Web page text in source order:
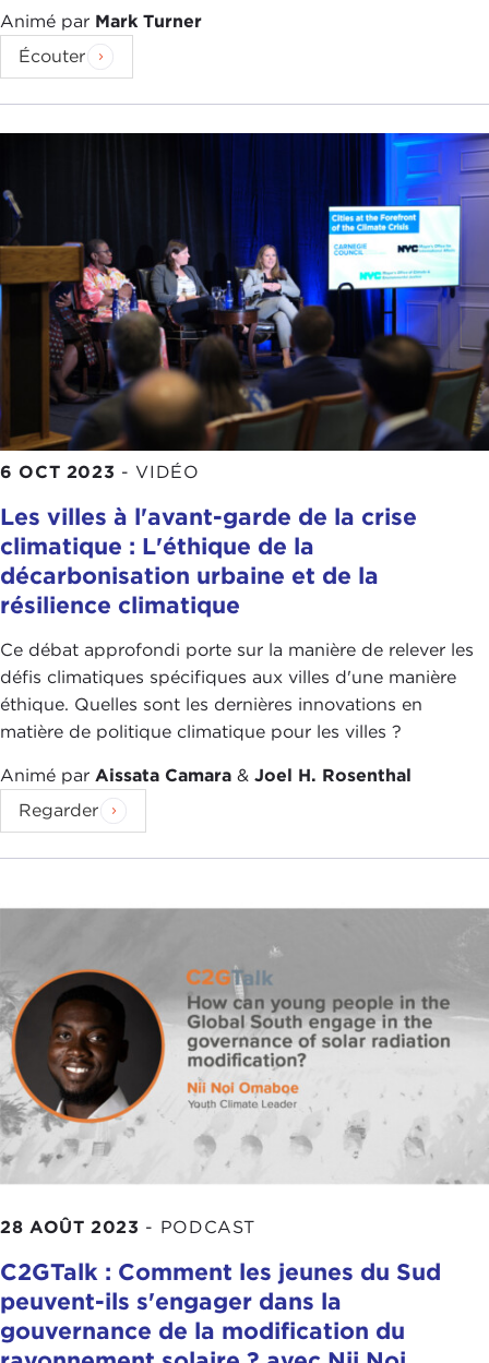
Animé par Mark Turner
Écouter
6 OCT 2023 - VIDÉO
Les villes à l'avant-garde de la crise
climatique : L'éthique de la
décarbonisation urbaine et de la
résilience climatique
Ce débat approfondi porte sur la manière de relever les
défis climatiques spécifiques aux villes d'une manière
éthique. Quelles sont les dernières innovations en
matière de politique climatique pour les villes ?
Animé par Aissata Camara & Joel H. Rosenthal
Regarder
28 AOÛT 2023 - PODCAST
C2GTalk : Comment les jeunes du Sud
peuvent-ils s'engager dans la
gouvernance de la modification du